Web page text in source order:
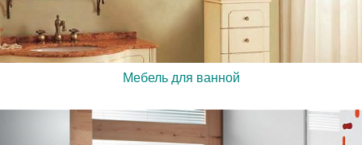
Мебель для ванной